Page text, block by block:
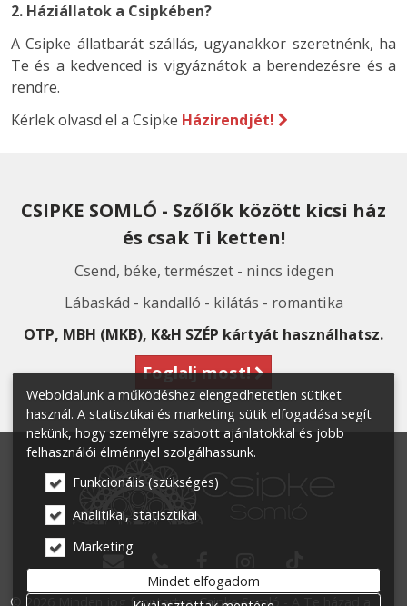
2. Háziállatok a Csipkében?
A Csipke állatbarát szállás, ugyanakkor szeretnénk, ha
Te és a kedvenced is vigyáznátok a berendezésre és a
rendre.
Kérlek olvasd el a Csipke Házirendjét!
CSIPKE SOMLÓ - Szőlők között kicsi ház
és csak Ti ketten!
Csend, béke, természet - nincs idegen
Lábaskád - kandalló - kilátás - romantika
OTP, MBH (MKB), K&H SZÉP kártyát használhatsz.
Foglalj most!
© 2026 Minden jog fenntartva. Csipke Somló - A Te házad a
Weboldalunk a működéshez elengedhetetlen sütiket
használ. A statisztikai és marketing sütik elfogadása segít
nekünk, hogy személyre szabott ajánlatokkal és jobb
felhasználói élménnyel szolgálhassunk.
Funkcionális (szükséges)
Analitikai, statisztikai
Marketing
Mindet elfogadom